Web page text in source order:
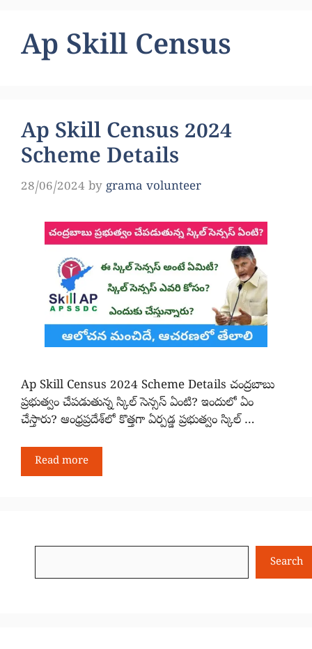
Ap Skill Census
Ap Skill Census 2024
Scheme Details
28/06/2024 by grama volunteer
Ap Skill Census 2024 Scheme Details చంద్రబాబు
ప్రభుత్వం చేపడుతున్న స్కిల్ సెన్సస్ ఏంటి? ఇందులో ఏం
చేస్తారు? ఆంధ్రప్రదేశ్‌‌లో కొత్తగా ఏర్పడ్డ ప్రభుత్వం స్కిల్ …
Read more
Search